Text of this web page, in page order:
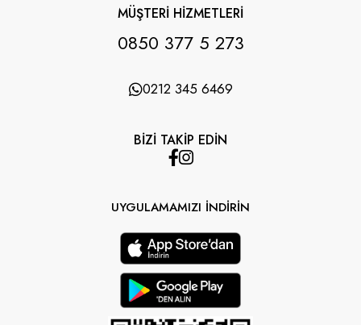
MÜŞTERİ HİZMETLERİ
0850 377 5 273
0212 345 6469
BİZİ TAKİP EDİN
UYGULAMAMIZI İNDİRİN